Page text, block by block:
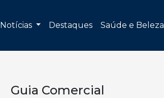
Notícias Destaques Saúde e Beleza
Guia Comercial